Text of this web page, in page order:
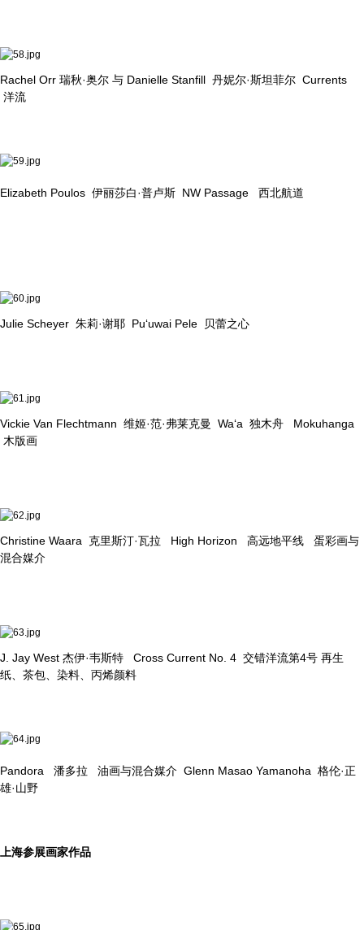
Rachel Orr 瑞秋·奥尔 与 Danielle Stanfill 丹妮尔·斯坦菲尔 Currents
洋流
Elizabeth Poulos 伊丽莎白·普卢斯 NW Passage 西北航道
Julie Scheyer 朱莉·谢耶 Pu‘uwai Pele 贝蕾之心
Vickie Van Flechtmann 维姬·范·弗莱克曼 Wa‘a 独木舟 Mokuhanga
木版画
Christine Waara 克里斯汀·瓦拉 High Horizon 高远地平线 蛋彩画与
混合媒介
J. Jay West 杰伊·韦斯特 Cross Current No. 4 交错洋流第4号 再生
纸、茶包、染料、丙烯颜料
Pandora 潘多拉 油画与混合媒介 Glenn Masao Yamanoha 格伦·正
雄·山野
上海参展画家作品